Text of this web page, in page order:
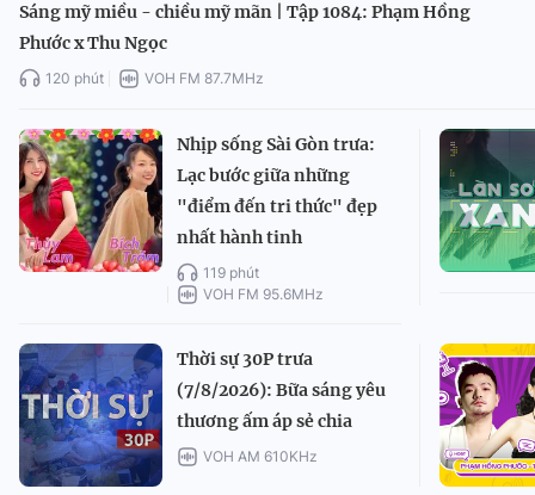
Sáng mỹ miều - chiều mỹ mãn | Tập 1084: Phạm Hồng
Phước x Thu Ngọc
120 phút VOH FM 87.7MHz
Nhịp sống Sài Gòn trưa:
Lạc bước giữa những
"điểm đến tri thức" đẹp
nhất hành tinh
119 phút
VOH FM 95.6MHz
Thời sự 30P trưa
(7/8/2026): Bữa sáng yêu
thương ấm áp sẻ chia
VOH AM 610KHz